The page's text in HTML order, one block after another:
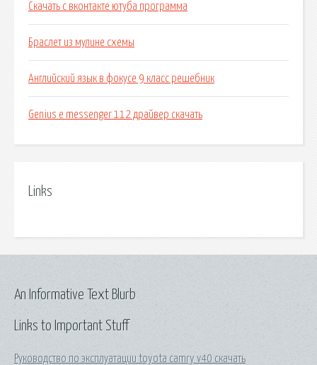
Скачать с вконтакте ютуба программа
Браслет из мулине схемы
Английский язык в фокусе 9 класс решебник
Genius e messenger 112 драйвер скачать
Links
Links to Important Stuff
Руководство по эксплуатации toyota camry v40 скачать
An Informative Text Blurb